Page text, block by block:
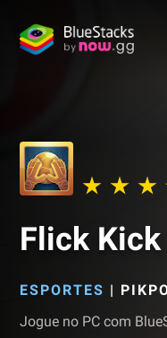
Flick
ESPORTES |
Jogue no PC com